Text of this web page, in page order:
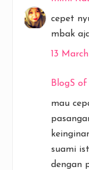
cepet
mbak
13
BlogS
mau
suami
dengan